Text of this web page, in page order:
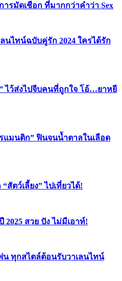
ารมัดเชือก ที่มากกว่าคำว่า Sex
นไทน์ฉบับคู่รัก 2024 ใครได้รัก
ไว้ส่งไปจีบคนที่ถูกใจ โอ้…ยาหยี
แมนติก” ฟินจนน้ำตาลในเลือด
ตว์เลี้ยง” ไปเที่ยวได้!
2025 สวย ปัง ไม่มีเอาท์!
น ทุกสไตล์ต้อนรับวาเลนไทน์